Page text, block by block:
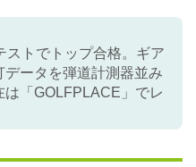
ストでトップ合格。ギア
ータを弾道計測器並み
「GOLFPLACE」でレ